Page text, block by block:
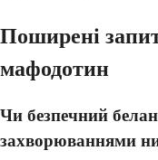
Поширені
мафодотин
Чи безпечний
захворюваннями